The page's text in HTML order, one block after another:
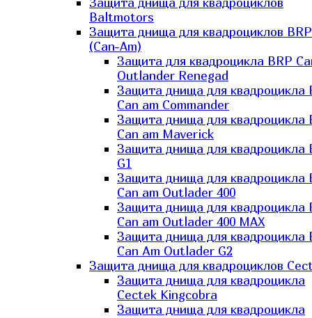
Baltmotors
Защита днища для квадроциклов BRP
(Can-Am)
Защита для квадроцикла BRP
Outlander Renegad
Защита днища для квадроцикла
Can am Commander
Защита днища для квадроцикла
Can am Maverick
Защита днища для квадроцикла
G1
Защита днища для квадроцикла
Can am Outlader 400
Защита днища для квадроцикла
Can am Outlader 400 MAX
Защита днища для квадроцикла
Can Аm Outlader G2
Защита днища для квадроциклов
Защита днища для квадроцикла
Cectek Kingcobra
Защита днища для квадроцикла